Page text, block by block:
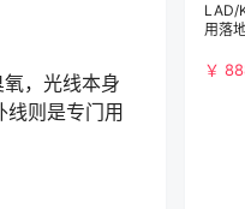
，光线本身
则是专门用
LAD/
用落
h)）
￥